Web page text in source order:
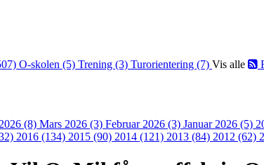
O-skolen (5) Trening (3) Turorientering (7) Vis alle
(8) Mars 2026 (3) Februar 2026 (3) Januar 2026 (5)
2016 (134) 2015 (90) 2014 (121) 2013 (84) 2012 (62)